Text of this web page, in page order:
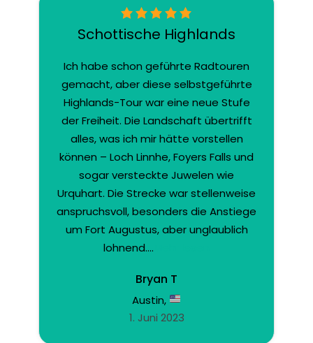
Schottische Highlands
Ich habe schon geführte Radtouren
gemacht, aber diese selbstgeführte
Highlands-Tour war eine neue Stufe
der Freiheit. Die Landschaft übertrifft
alles, was ich mir hätte vorstellen
können – Loch Linnhe, Foyers Falls und
sogar versteckte Juwelen wie
Urquhart. Die Strecke war stellenweise
anspruchsvoll, besonders die Anstiege
um Fort Augustus, aber unglaublich
lohnend....
Bryan T
Austin,
1. Juni 2023